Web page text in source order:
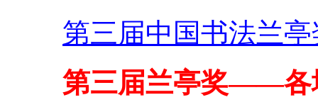
第三届中国书法兰
第三届兰亭奖——各